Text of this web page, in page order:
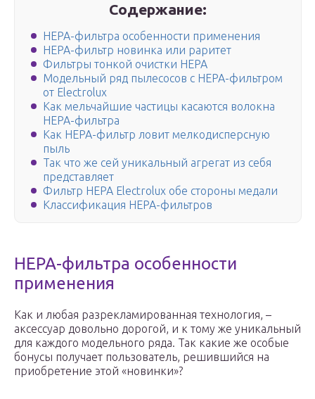
Содержание:
HEPA-фильтра особенности применения
HEPA-фильтр новинка или раритет
Фильтры тонкой очистки HEPA
Модельный ряд пылесосов с HEPA-фильтром
от Electrolux
Как мельчайшие частицы касаются волокна
HEPA-фильтра
Как HEPA-фильтр ловит мелкодисперсную
пыль
Так что же сей уникальный агрегат из себя
представляет
Фильтр HEPA Electrolux обе стороны медали
Классификация HEPA-фильтров
HEPA-фильтра особенности
применения
Как и любая разрекламированная технология, –
аксессуар довольно дорогой, и к тому же уникальный
для каждого модельного ряда. Так какие же особые
бонусы получает пользователь, решившийся на
приобретение этой «новинки»?